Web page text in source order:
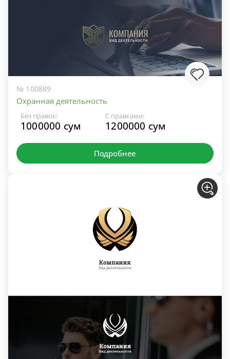
№ 100889
Охранная деятельность
Без правок:
1000000 сум
С правками:
1200000 сум
Подробнее